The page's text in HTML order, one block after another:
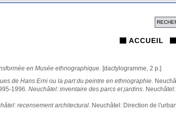
ACCUEIL
en Musée ethnographique. [dactylogramme, 2 p.]
de Hans Erni ou la part du peintre en ethnographie.
1996. Neuchâtel: inventaire des parcs et jardins.
recensement architectural. Neuchâtel: Direction de